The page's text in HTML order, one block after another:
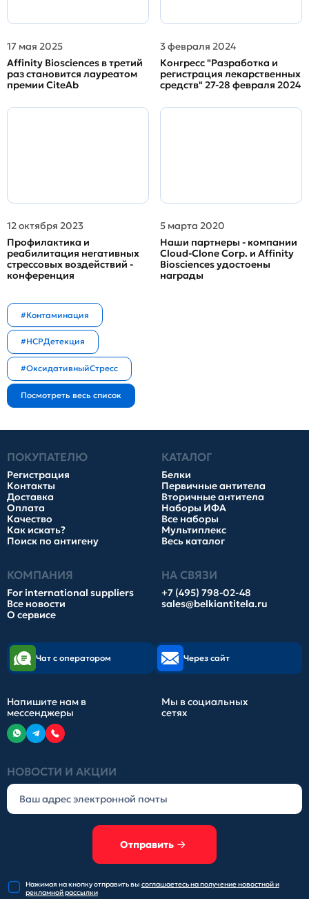
17 мая 2025
Affinity Biosciences в третий
раз становится лауреатом
премии CiteAb
3 февраля 2024
Конгресс "Разработка и
регистрация лекарственных
средств" 27-28 февраля 2024
12 октября 2023
Профилактика и
реабилитация негативных
стрессовых воздействий -
конференция
5 марта 2020
Наши партнеры - компании
Cloud-Clone Corp. и Affinity
Biosciences удостоены
награды
#Контаминация
#HCPДетекция
#ОксидативныйСтресс
ПОКУПАТЕЛЮ
Регистрация
Контакты
Доставка
Оплата
Качество
Как искать?
Поиск по антигену
КАТАЛОГ
Белки
Первичные антитела
Вторичные антитела
Наборы ИФА
Все наборы
Мультиплекс
Весь каталог
КОМПАНИЯ
For international suppliers
Все новости
О сервисе
НА СВЯЗИ
+7 (495) 798-02-48
sales@belkiantitela.ru
НОВОСТИ И АКЦИИ
Отправить
Нажимая на кнопку отправитьвы соглашаетесь на получениеновостной и
рекламной рассылки
Чат с оператором Через сайт
Напишите нам в
мессенджеры
Мы в социальных
сетях